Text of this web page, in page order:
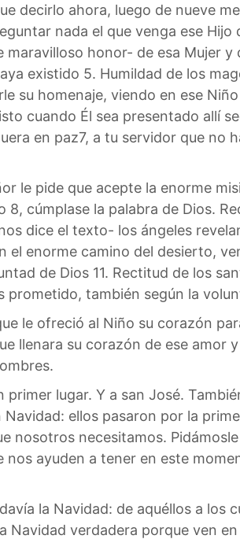
decirlo ahora, luego de nueve
nada el que venga ese Hijo
honor- de esa Mujer y
existido 5. Humildad de los
su homenaje, viendo en ese
cuando Él sea presentado allí
en paz7, a tu servidor que no
le pide que acepte la enorme
cúmplase la palabra de Dios.
dice el texto- los ángeles
enorme camino del desierto,
de Dios 11. Rectitud de los
prometido, también según la
le ofreció al Niño su corazón
llenara su corazón de ese amor
lugar. Y a san José.
ellos pasaron por la
nosotros necesitamos.
ayuden a tener en este
la Navidad: de aquéllos a los
Navidad verdadera porque ven